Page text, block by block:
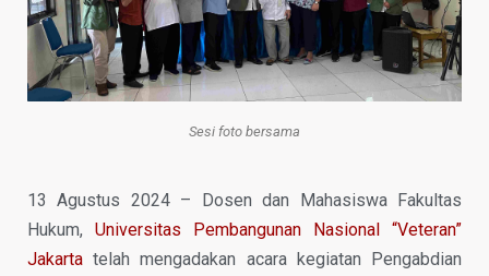
Sesi foto bersama
13 Agustus 2024 – Dosen dan Mahasiswa Fakultas
Hukum, Universitas Pembangunan Nasional “Veteran”
Jakarta telah mengadakan acara kegiatan Pengabdian